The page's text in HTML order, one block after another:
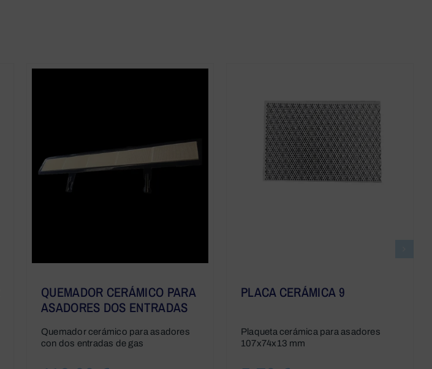
QUEMADOR CERÁMICO PARA
ASADORES DOS ENTRADAS
Quemador cerámico para asadores
con dos entradas de gas
PLACA CERÁMICA 9
Plaqueta cerámica para asadores
107x74x13 mm